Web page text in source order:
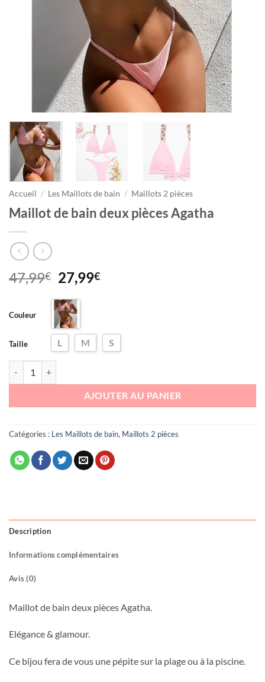
Accueil / Les Maillots de bain / Maillots 2 pièces
Maillot de bain deux pièces Agatha
47,99€ Le
prix
initial
était :
47,99€.
27,99€Le
27,99€.
Couleur
Taille L M S
AJOUTER AU PANIER
Catégories : Les Maillots de bain, Maillots 2 pièces
Description
Informations complémentaires
Avis (0)
Maillot de bain deux pièces Agatha.
Elégance & glamour.
Ce bijou fera de vous une pépite sur la plage ou à la piscine.